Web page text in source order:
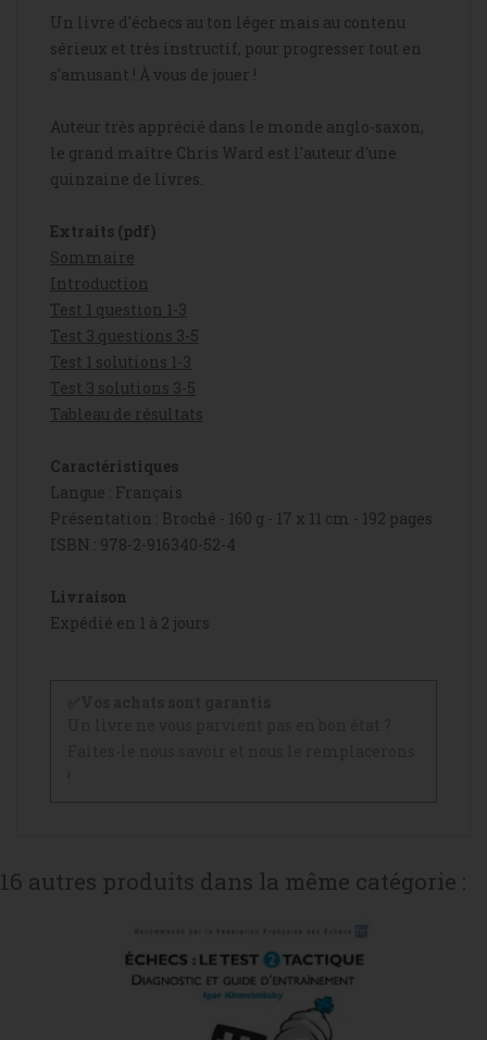
Un livre d'échecs au ton léger mais au contenu
sérieux et très instructif, pour progresser tout en
s'amusant ! À vous de jouer !
Auteur très apprécié dans le monde anglo-saxon,
le grand maître Chris Ward est l'auteur d'une
quinzaine de livres.
Extraits (pdf)
Sommaire
Introduction
Test 1 question 1-3
Test 3 questions 3-5
Test 1 solutions 1-3
Test 3 solutions 3-5
Tableau de résultats
Caractéristiques
Langue : Français
Présentation : Broché - 160 g - 17 x 11 cm - 192 pages
ISBN : 978-2-916340-52-4
Livraison
Expédié en 1 à 2 jours
16 autres produits dans la même catégorie :